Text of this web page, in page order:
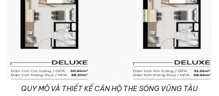
QUY MÔ VÀ THIẾT KẾ CĂN HỘ THE SÓNG VŨNG TÀU